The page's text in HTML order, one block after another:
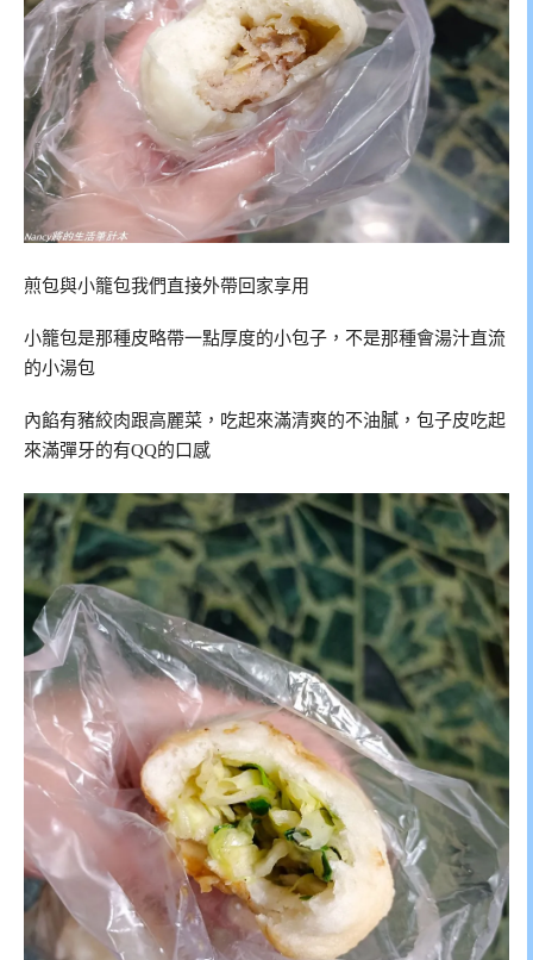
煎包與小籠包我們直接外帶回家享用
小籠包是那種皮略帶一點厚度的小包子，不是那種會湯汁直流
的小湯包
內餡有豬絞肉跟高麗菜，吃起來滿清爽的不油膩，包子皮吃起
來滿彈牙的有QQ的口感